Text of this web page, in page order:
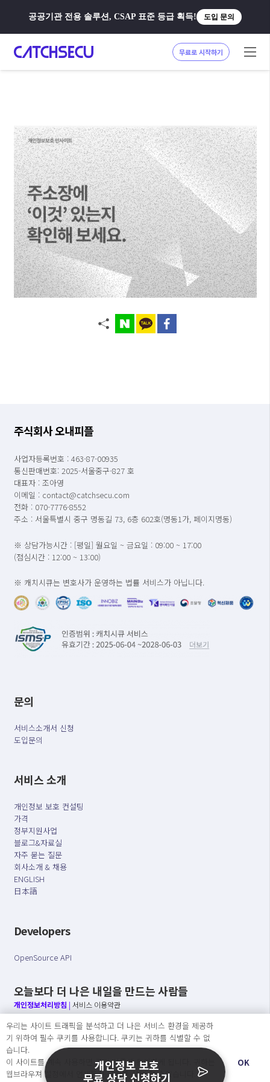
공공기관 전용 솔루션, CSAP 표준 등급 획득! 도입 문의
무료로 시작하기
주식회사 오내피플
사업자등록번호 : 463-87-00935
통신판매번호: 2025-서울중구-827 호
대표자 : 조아영
이메일 : contact@catchsecu.com
전화 : 070-7776-8552
주소 : 서울특별시 중구 명동길 73, 6층 602호(명동1가, 페이지명동)
※ 상담가능시간 : [평일] 월요일 ~ 금요일 : 09:00 ~ 17:00
(점심시간 : 12:00 ~ 13:00)
※ 캐치시큐는 변호사가 운영하는 법률 서비스가 아닙니다.
문의
서비스소개서 신청
도입문의
서비스 소개
개인정보 보호 컨설팅
가격
정부지원사업
블로그&자료실
자주 묻는 질문
회사소개 & 채용
ENGLISH
日本語
Developers
OpenSource API
오늘보다 더 나은 내일을 만드는 사람들
개인정보처리방침 | 서비스 이용약관
○ 개인정보보호 컴플라이언스를 선도하겠습니다.
○ 정보주체의 권리를 보장하겠습니다.
○ 기업의 개인정보보호를 위한 효율적 관리를 보장하겠습니다.
우리는 사이트 트래픽을 분석하고 더 나은 서비스 환경을 제공하
기 위하여 필수 쿠키를 사용합니다. 쿠키는 귀하를 식별할 수 없
습니다.
이 사이트를 계속 사용하면 쿠키 사용에 동의하게 됩니다. 귀하는
웹브라우져 설정에서 언제든지 쿠키를 삭제 할 수있습니다.
OK
개인정보 보호
무료 상담 신청하기